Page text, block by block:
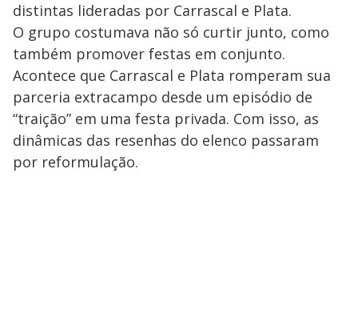
distintas lideradas por Carrascal e Plata.
O grupo costumava não só curtir junto, como
também promover festas em conjunto.
Acontece que Carrascal e Plata romperam sua
parceria extracampo desde um episódio de
“traição” em uma festa privada. Com isso, as
dinâmicas das resenhas do elenco passaram
por reformulação.